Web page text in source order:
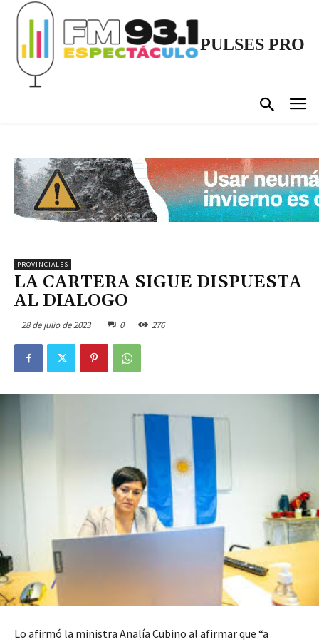
PULSES PRO
PROVINCIALES
LA CARTERA SIGUE DISPUESTA
AL DIALOGO
28 de julio de 2023 0 276
Lo afirmó la ministra Analía Cubino al afirmar que “a